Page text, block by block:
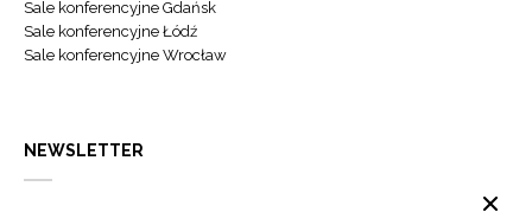
Sale konferencyjne Gdańsk
Sale konferencyjne Łódź
Sale konferencyjne Wrocław
NEWSLETTER